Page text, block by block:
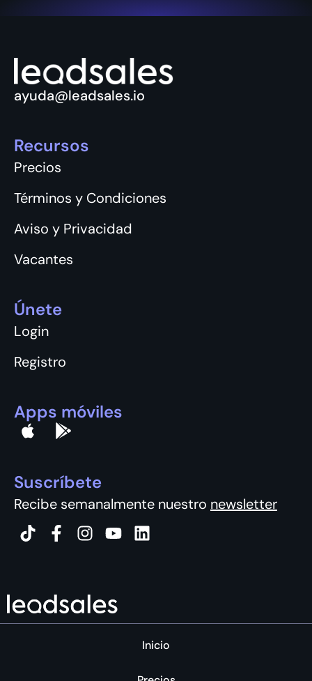
ayuda@leadsales.io
Recursos
Precios
Términos y Condiciones
Aviso y Privacidad
Vacantes
Únete
Login
Registro
Apps móviles
Suscríbete
Recibe semanalmente nuestro newsletter
Inicio